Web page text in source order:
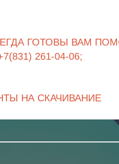
ГОТОВЫ ВАМ
261-04-06;
НА СКАЧИВАНИЕ